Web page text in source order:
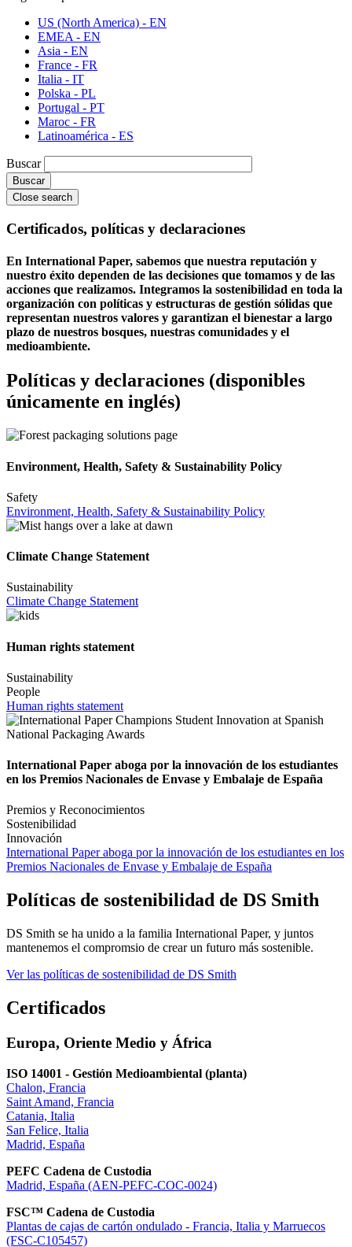
US (North America) - EN
EMEA - EN
Asia - EN
France - FR
Italia - IT
Polska - PL
Portugal - PT
Maroc - FR
Latinoamérica - ES
Buscar
Close search
Certificados, políticas y declaraciones
En International Paper, sabemos que nuestra reputación y
nuestro éxito dependen de las decisiones que tomamos y de las
acciones que realizamos. Integramos la sostenibilidad en toda la
organización con políticas y estructuras de gestión sólidas que
representan nuestros valores y garantizan el bienestar a largo
plazo de nuestros bosques, nuestras comunidades y el
medioambiente.
Políticas y declaraciones (disponibles
únicamente en inglés)
Environment, Health, Safety & Sustainability Policy
Safety
Environment, Health, Safety & Sustainability Policy
Climate Change Statement
Sustainability
Climate Change Statement
Human rights statement
Sustainability
People
Human rights statement
International Paper aboga por la innovación de los estudiantes
en los Premios Nacionales de Envase y Embalaje de España
Premios y Reconocimientos
Sostenibilidad
Innovación
International Paper aboga por la innovación de los estudiantes en los
Premios Nacionales de Envase y Embalaje de España
Políticas de sostenibilidad de DS Smith
DS Smith se ha unido a la familia International Paper, y juntos
mantenemos el compromsio de crear un futuro más sostenible.
Ver las políticas de sostenibilidad de DS Smith
Certificados
Europa, Oriente Medio y África
ISO 14001 - Gestión Medioambiental (planta)
Chalon, Francia
Saint Amand, Francia
Catania, Italia
San Felice, Italia
Madrid, España
PEFC Cadena de Custodia
Madrid, España (AEN-PEFC-COC-0024)
FSC™ Cadena de Custodia
Plantas de cajas de cartón ondulado - Francia, Italia y Marruecos
(FSC-C105457)